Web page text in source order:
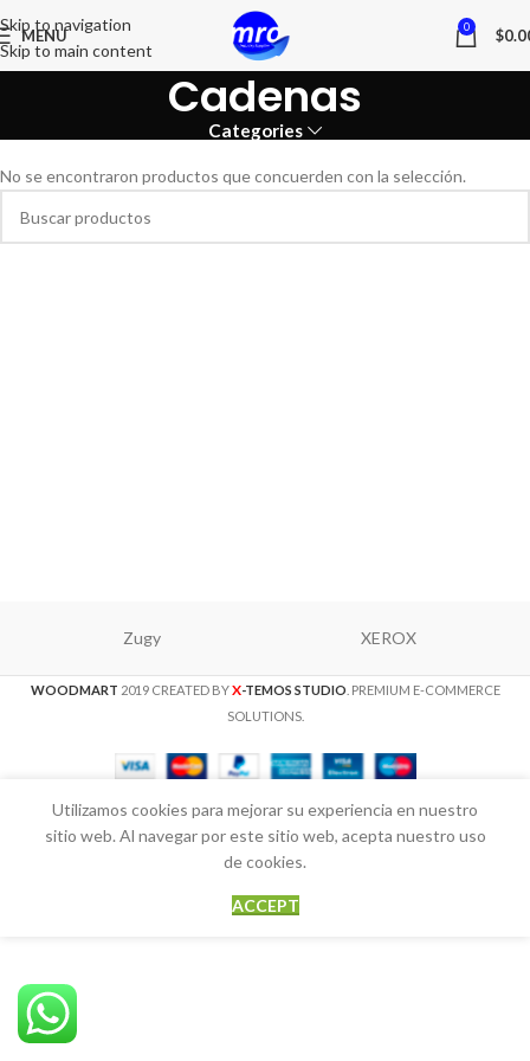
Skip to navigation
Skip to main content
MENU 0 $
Cadenas
Categories
No se encontraron productos que concuerden con la selección.
Zugy XEROX
WOODMART 2019 CREATED BYX-TEMOS STUDIO . PREMIUM E-COMMERCE
SOLUTIONS.
Utilizamos cookies para mejorar su experiencia en nuestro
sitio web. Al navegar por este sitio web, acepta nuestro uso
de cookies.
ACCEPT